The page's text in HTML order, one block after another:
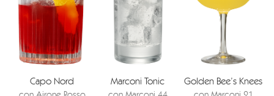
Capo Nord
Marconi Tonic
Golden Bee’s Knees